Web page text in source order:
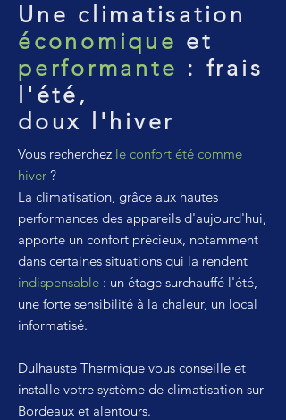
Une climatisation
économique et
performante : frais
l'été,
doux l'hiver
Vous recherchez le confort été comme
hiver ?
La climatisation, grâce aux hautes
performances des appareils d'aujourd'hui,
apporte un confort précieux, notamment
dans certaines situations qui la rendent
indispensable : un étage surchauffé l'été,
une forte sensibilité à la chaleur, un local
informatisé.
Dulhauste Thermique vous conseille et
installe votre système de climatisation sur
Bordeaux et alentours.